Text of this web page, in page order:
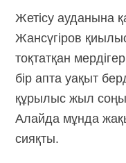
Жетісу ауданына
Жансүгіров
тоқтатқан
бір апта уақыт
құрылыс жыл
Алайда мұнда
сияқты.